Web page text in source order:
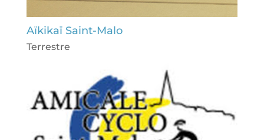
Aïkikaï Saint-Malo
Terrestre